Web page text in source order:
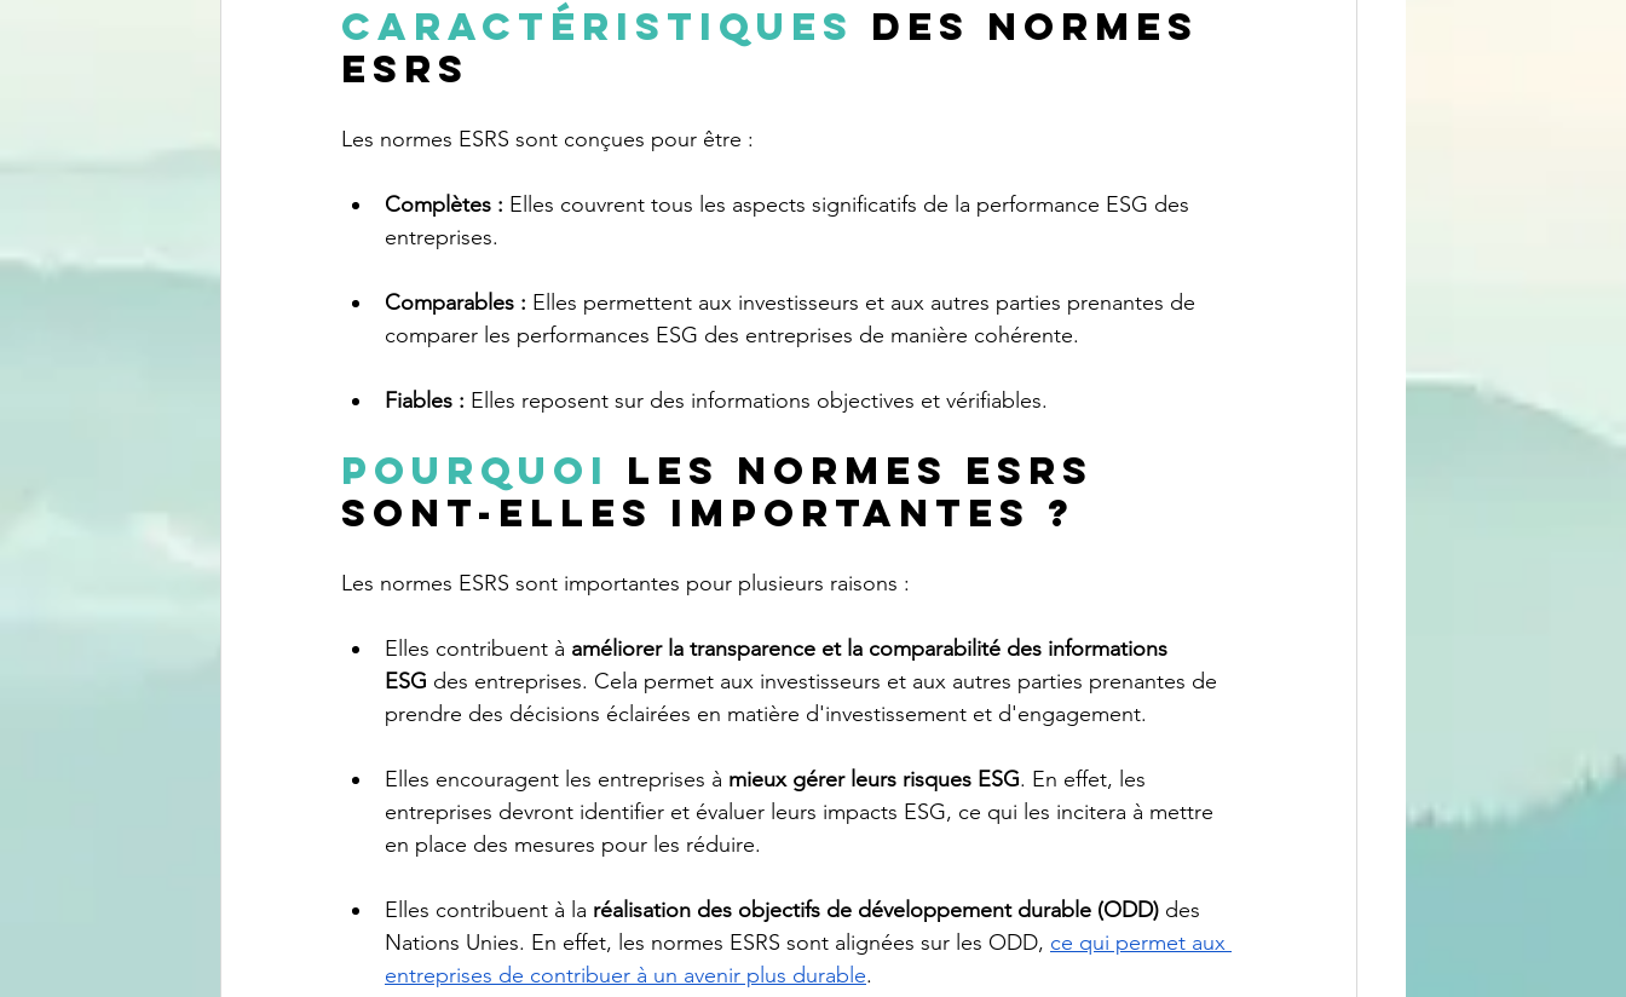
Caractéristiques des normes
ESRS
Les normes ESRS sont conçues pour être :
Complètes : Elles couvrent tous les aspects significatifs de la performance ESG des
entreprises.
Comparables : Elles permettent aux investisseurs et aux autres parties prenantes de
comparer les performances ESG des entreprises de manière cohérente.
Fiables : Elles reposent sur des informations objectives et vérifiables.
Pourquoi les normes ESRS
sont-elles importantes ?
Les normes ESRS sont importantes pour plusieurs raisons :
Elles contribuent à améliorer la transparence et la comparabilité des informations
ESG des entreprises. Cela permet aux investisseurs et aux autres parties prenantes de
prendre des décisions éclairées en matière d'investissement et d'engagement.
Elles encouragent les entreprises à mieux gérer leurs risques ESG. En effet, les
entreprises devront identifier et évaluer leurs impacts ESG, ce qui les incitera à mettre
en place des mesures pour les réduire.
Elles contribuent à la réalisation des objectifs de développement durable (ODD) des
Nations Unies. En effet, les normes ESRS sont alignées sur les ODD, ce qui permet aux
entreprises de contribuer à un avenir plus durable.